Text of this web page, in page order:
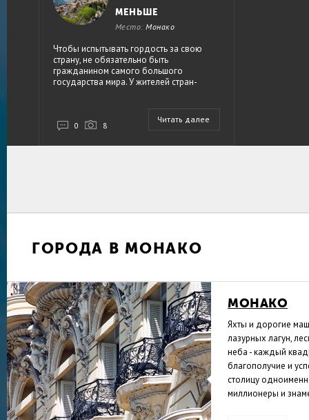
0 8
МЕНЬШЕ
Место: Монако
Чтобы испытывать гордость за свою
страну, не обязательно быть
гражданином самого большого
государства мира. У жителей стран-
крошечных стран в чем-то самая-
самая — не важно, идет ли речь об
в Карибском море, молодых
семье — хотя бы из уважения к их
Читать далее
ГОРОДА В МОНАКО
МОНАКО
Яхты и дорогие
лазурных лагун,
неба - каждый
благополучие и
столицу
миллионеры и